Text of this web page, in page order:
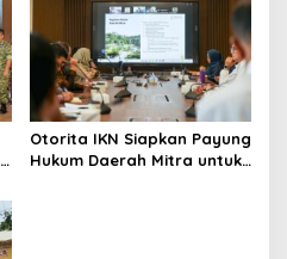
Otorita IKN Siapkan Payung
Hukum Daerah Mitra untuk